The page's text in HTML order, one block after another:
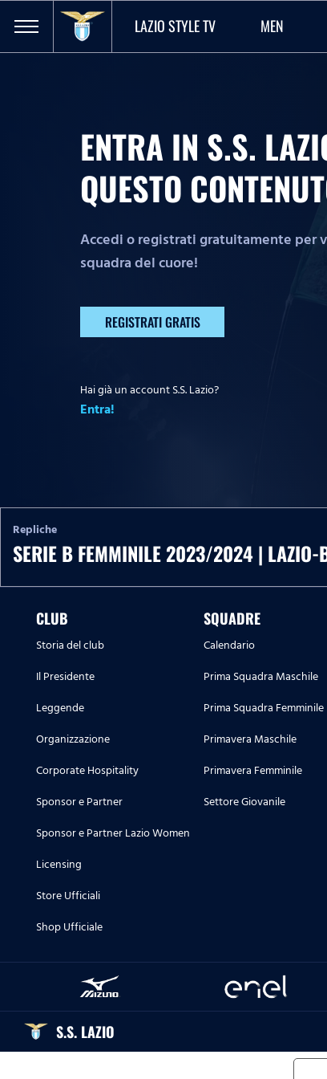
LAZIO STYLE TV MEN
ENTRA IN S.S.
QUESTO
Accedi o registrati gratuitamente per
squadra del cuore!
REGISTRATI GRATIS
Hai già un account S.S. Lazio?
Entra!
Repliche
SERIE B FEMMINILE 2023/2024 | LAZIO-
CLUB
Storia del club
Il Presidente
Leggende
Organizzazione
Corporate Hospitality
Sponsor e Partner
Sponsor e Partner Lazio Women
Licensing
Store Ufficiali
Shop Ufficiale
SQUADRE
Calendario
Prima Squadra Maschile
Prima Squadra Femminile
Primavera Maschile
Primavera Femminile
Settore Giovanile
S.S. LAZIO